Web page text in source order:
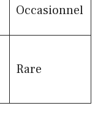
Occasionnel
Rare